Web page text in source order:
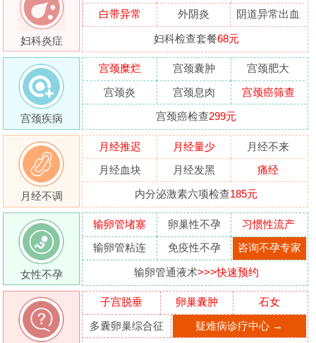
妇科炎症
白带异常
外阴炎 阴道异常出血
妇科检查套餐68元
宫颈疾病
宫颈糜烂 宫颈囊肿
宫颈肥大
宫颈炎
宫颈息肉 宫颈癌筛查
宫颈癌检查299元
月经不调
月经推迟 月经量少
月经不来
月经血块
月经发黑 痛经
内分泌激素六项检查185元
女性不孕
输卵管堵塞 卵巢性不孕
习惯性流产
输卵管粘连
免疫性不孕 咨询不孕专家
输卵管通液术>>>快速预约
子宫脱垂 卵巢囊肿
石女
多囊卵巢综合征
疑难病诊疗中心 →